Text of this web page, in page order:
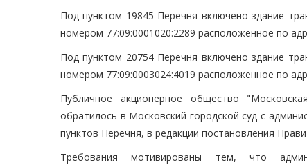
Под пунктом 19845 Перечня включено здание
номером 77:09:0001020:2289 расположенное по
Под пунктом 20754 Перечня включено здание
номером 77:09:0003024:4019 расположенное по
Публичное акционерное общество
обратилось в Московский городской суд с
пунктов Перечня, в редакции постановления
Требования мотивированы тем, что